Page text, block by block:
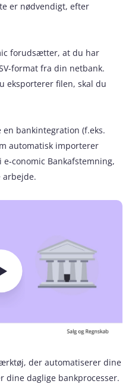
er nødvendigt, efter
forudsætter, at du har
format fra din netbank.
eksporterer filen, skal du
bankintegration (f.eks.
automatisk importerer
Bankafstemning,
der automatiserer dine
dine daglige bankprocesser.